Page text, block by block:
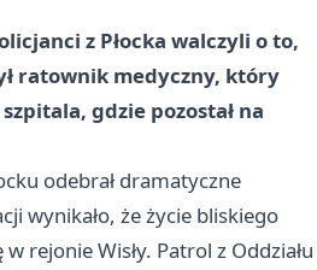
z Płocka walczyli o to,
ratownik medyczny, który
gdzie pozostał na
odebrał dramatyczne
wynikało, że życie bliskiego
rejonie Wisły. Patrol z Oddziału